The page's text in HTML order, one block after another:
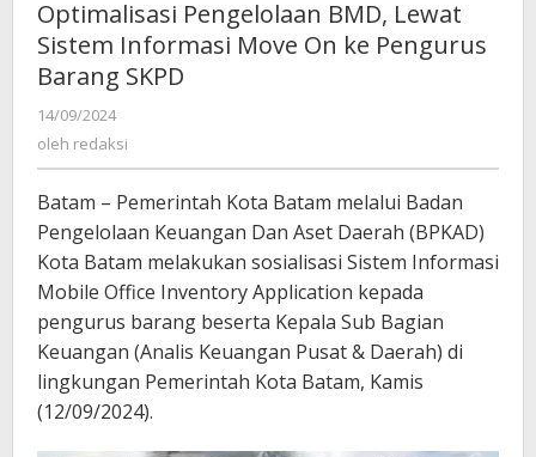
Informasi
Move
Optimalisasi Pengelolaan BMD, Lewat
Sistem Informasi Move On ke Pengurus
Barang SKPD
14/09/2024
redaksi
oleh redaksi
Batam – Pemerintah Kota Batam melalui Badan
Pengelolaan Keuangan Dan Aset Daerah (BPKAD)
Kota Batam melakukan sosialisasi Sistem Informasi
Mobile Office Inventory Application kepada
pengurus barang beserta Kepala Sub Bagian
Keuangan (Analis Keuangan Pusat & Daerah) di
lingkungan Pemerintah Kota Batam, Kamis
(12/09/2024).